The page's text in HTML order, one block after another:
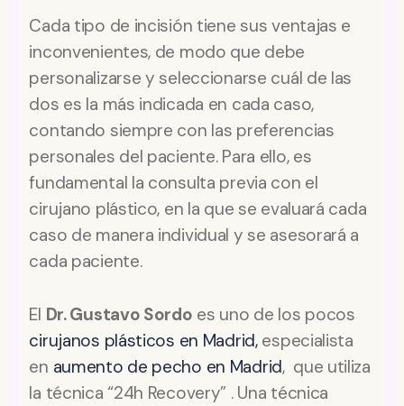
Cada tipo de incisión tiene sus ventajas e
inconvenientes, de modo que debe
personalizarse y seleccionarse cuál de las
dos es la más indicada en cada caso,
contando siempre con las preferencias
personales del paciente. Para ello, es
fundamental la consulta previa con el
cirujano plástico, en la que se evaluará cada
caso de manera individual y se asesorará a
cada paciente.
El Dr. Gustavo Sordo es uno de los pocos
cirujanos plásticos en Madrid,especialista
en aumento de pecho en Madrid, que utiliza
la técnica “24h Recovery” . Una técnica